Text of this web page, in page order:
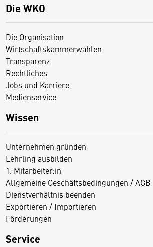
Die WKO
Die Organisation
Wirtschaftskammerwahlen
Transparenz
Rechtliches
Jobs und Karriere
Medienservice
Wissen
Unternehmen gründen
Lehrling ausbilden
1. Mitarbeiter:in
Allgemeine Geschäftsbedingungen / AGB
Dienstverhältnis beenden
Exportieren / Importieren
Förderungen
Service